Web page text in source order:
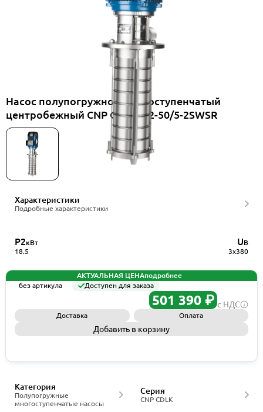
Насос полупогружной многоступенчатый
центробежный CNP CDLKF42-50/5-2SWSR
Характеристики
Подробные характеристики
P2кВт
18.5
UВ
3x380
АКТУАЛЬНАЯ ЦЕНАподробнее
без артикула
Доступен для заказа
501 390 ₽ с НДС
Доставка Оплата
Добавить в корзину
Полупогружные
многоступенчатые насосы
Категория
CNP CDLK
Серия